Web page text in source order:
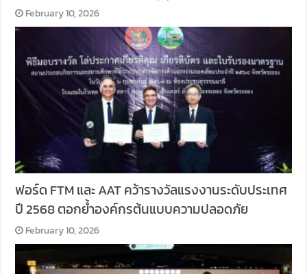
February 10, 2026
ฟอร์ด FTM และ AAT คว้ารางวัลแรงงานระดับประเทศ
ปี 2568 ตอกย้ำองค์กรต้นแบบความปลอดภัย
February 10, 2026